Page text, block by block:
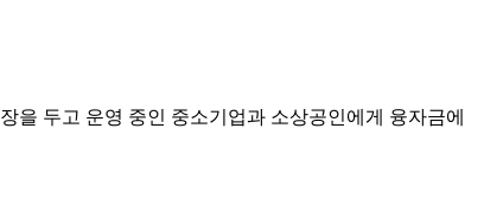
을 두고 운영 중인 중소기업과 소상공인에게 융자금에